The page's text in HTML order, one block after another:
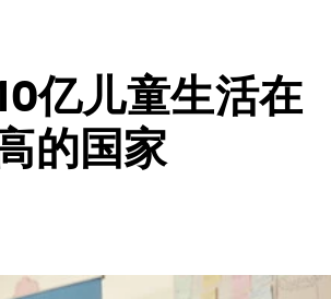
亿儿童生活在
的国家